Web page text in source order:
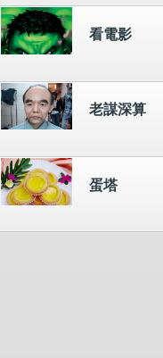
看電影
老謀深算
蛋塔